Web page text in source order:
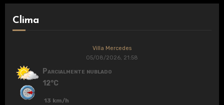
Clima
Villa Mercedes
05/08/2026, 21:58
Parcialmente nublado
12°C
13 km/h